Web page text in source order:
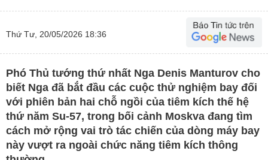
Thứ Tư, 20/05/2026 18:36
Phó Thủ tướng thứ nhất Nga Denis Manturov cho
biết Nga đã bắt đầu các cuộc thử nghiệm bay đối
với phiên bản hai chỗ ngồi của tiêm kích thế hệ
thứ năm Su-57, trong bối cảnh Moskva đang tìm
cách mở rộng vai trò tác chiến của dòng máy bay
này vượt ra ngoài chức năng tiêm kích thông